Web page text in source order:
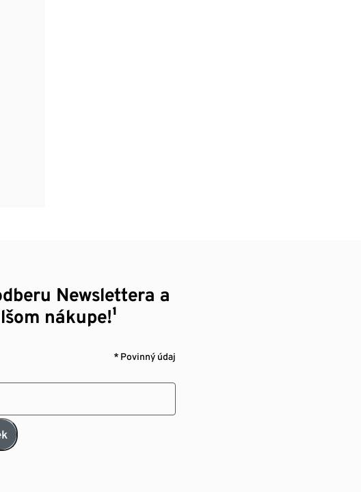
Newslettera a
nákupe!¹
* Povinný údaj